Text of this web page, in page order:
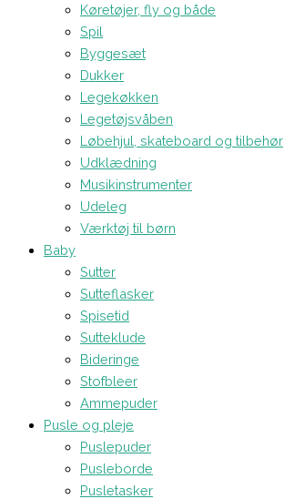
Køretøjer, fly og både
Spil
Byggesæt
Dukker
Legekøkken
Legetøjsvåben
Løbehjul, skateboard og tilbehør
Udklædning
Musikinstrumenter
Udeleg
Værktøj til børn
Baby
Sutter
Sutteflasker
Spisetid
Sutteklude
Bideringe
Stofbleer
Ammepuder
Pusle og pleje
Puslepuder
Pusleborde
Pusletasker